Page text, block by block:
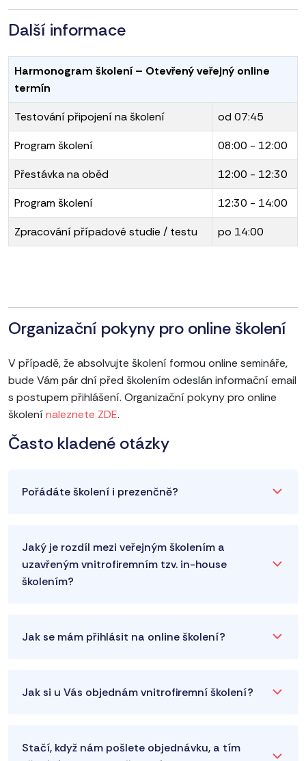
Další informace
Harmonogram školení – Otevřený veřejný online
termín
Testování připojení na školení
od 07:45
Program školení
08:00 - 12:00
Přestávka na oběd
12:00 - 12:30
Program školení
12:30 - 14:00
Zpracování případové studie / testu
po 14:00
Organizační pokyny pro online školení
V případě, že absolvujte školení formou online semináře,
bude Vám pár dní před školením odeslán informační email
s postupem přihlášení. Organizační pokyny pro online
školenínaleznete ZDE.
Často kladené otázky
Pořádáte školení i prezenčně?
Jaký je rozdíl mezi veřejným školením a
uzavřeným vnitrofiremním tzv. in-house
školením?
Jak se mám přihlásit na online školení?
Jak si u Vás objednám vnitrofiremní školení?
Stačí, když nám pošlete objednávku, a tím